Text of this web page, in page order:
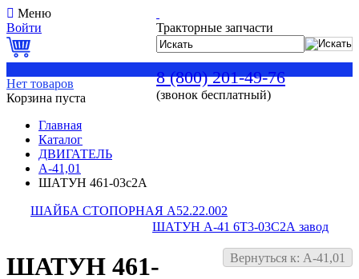
Тракторные запчасти
8 (800) 201-49-76
(звонок бесплатный)
Меню
Войти
Нет товаров
Корзина пуста
Главная
Каталог
ДВИГАТЕЛЬ
А-41,01
ШАТУН 461-03с2А
ШАЙБА СТОПОРНАЯ А52.22.002
ШАТУН А-41 6Т3-03С2А завод
Вернуться к: А-41,01
ШАТУН 461-